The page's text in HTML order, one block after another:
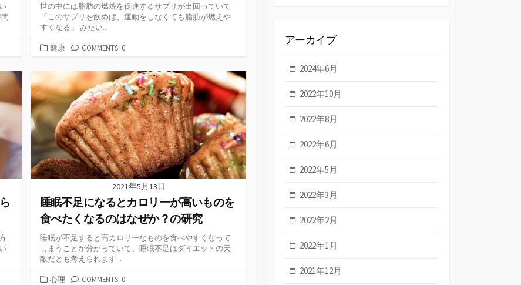
世の中には脂肪の燃焼を促進するサプリが出回っていて
「このサプリを飲めば、運動をしなくても脂肪が燃えや
すくなる」 みたい...
カ
ゴ
リ
ー
健康 COMMENTS: 0
2021年5月13日
睡眠不足になるとカロリーが高いものを
食べたくなるのはなぜか？の研究
睡眠が不足すると高カロリーなものを食べやすくなって
しまうことが分かっていて、睡眠不足はダイエットの天
敵だとも考えられます...
カ心理 COMMENTS: 0
アーカイブ
2024年6月
2022年10月
2022年8月
2022年6月
2022年5月
2022年3月
2022年2月
2022年1月
2021年12月